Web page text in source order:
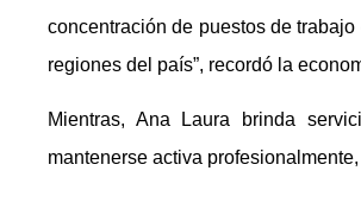
concentración de puestos de
regiones del país”, recordó la
Mientras, Ana Laura brinda
mantenerse activa